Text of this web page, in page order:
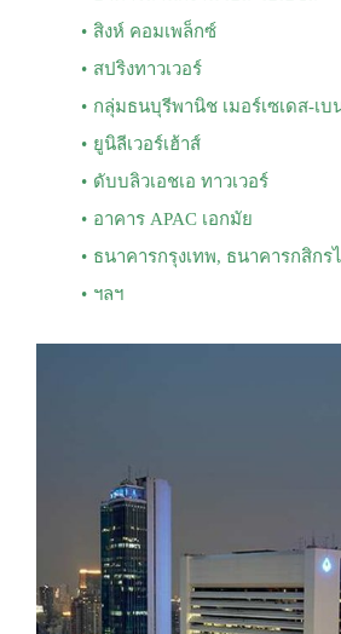
สิงห์ คอมเพล็กซ์
สปริงทาวเวอร์
กลุ่มธนบุรีพานิช เมอร์เซเดส-เบ
ยูนิลีเวอร์เฮ้าส์
ดับบลิวเอชเอ ทาวเวอร์
อาคาร APAC เอกมัย
ธนาคารกรุงเทพ, ธนาคารกสิกร
ฯลฯ